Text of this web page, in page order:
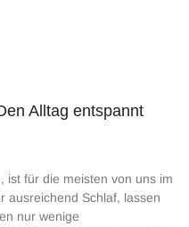
Alltag entspannt
ist für die meisten von uns im
ausreichend Schlaf, lassen
nur wenige